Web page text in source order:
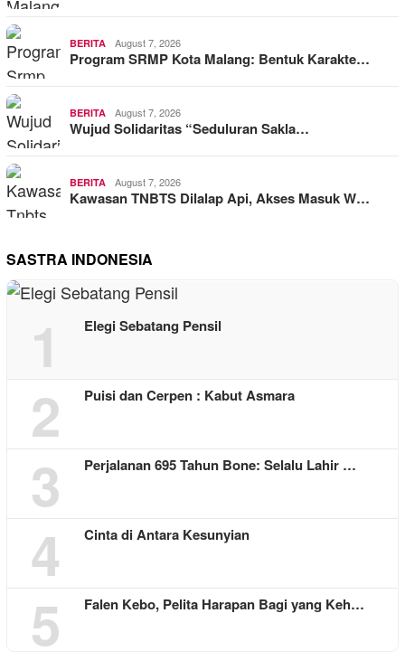
BERITA August 7, 2026
Program SRMP Kota Malang: Bentuk Karakte…
BERITA August 7, 2026
Wujud Solidaritas “Seduluran Sakla…
BERITA August 7, 2026
Kawasan TNBTS Dilalap Api, Akses Masuk W…
SASTRA INDONESIA
1 Elegi Sebatang Pensil
2 Puisi dan Cerpen : Kabut Asmara
3 Perjalanan 695 Tahun Bone: Selalu Lahir …
4 Cinta di Antara Kesunyian
5 Falen Kebo, Pelita Harapan Bagi yang Keh…